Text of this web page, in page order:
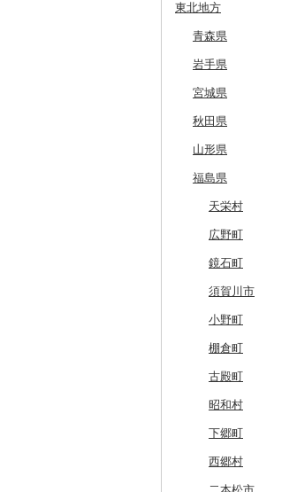
安平町
八雲町
鹿部町
江差町
白老町
せたな町
旭川市
森町
稚内市
標津町
清里町
北斗市
留萌市
白糠町
釧路町
名寄市
美唄市
東北地方
青森県
十和田市
大鰐町
南部町
五戸町
藤崎町
六ヶ所村
東北町
三戸町
東通村
黒石市
おいらせ町
鶴田町
階上町
深浦町
青森市
岩手県
宮古市
軽米町
岩手町
矢巾町
釜石市
野田村
普代村
一戸町
陸前高田市
紫波町
滝沢市
住田町
葛巻町
花巻市
宮城県
柴田町
色麻町
丸森町
大衡村
加美町
利府町
白石市
登米市
山元町
名取市
川崎町
村田町
栗原市
秋田県
大潟村
横手市
能代市
小坂町
仙北市
井川町
潟上市
三種町
藤里町
湯沢市
大館市
由利本荘市
山形県
村山市
尾花沢市
上山市
河北町
酒田市
新庄市
長井市
小国町
南陽市
中山町
庄内町
福島県
天栄村
広野町
鏡石町
須賀川市
小野町
棚倉町
古殿町
昭和村
下郷町
西郷村